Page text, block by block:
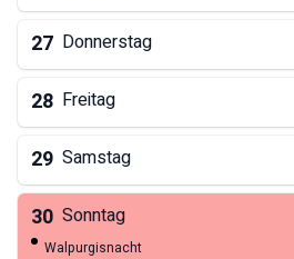
27 Donnerstag
28 Freitag
29 Samstag
30 Sonntag
Walpurgisnacht